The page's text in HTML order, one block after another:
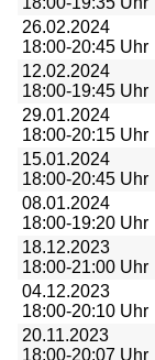
26.02.2024
18:00-20:45 Uhr
12.02.2024
18:00-19:45 Uhr
29.01.2024
18:00-20:15 Uhr
15.01.2024
18:00-20:45 Uhr
08.01.2024
18:00-19:20 Uhr
18.12.2023
18:00-21:00 Uhr
04.12.2023
18:00-20:10 Uhr
20.11.2023
18:00-20:07 Uhr